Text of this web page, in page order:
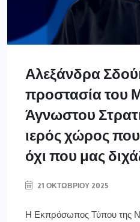
Αλεξάνδρα
προστασία του
Άγνωστου
ιερός χώρος
όχι που μας
21 ΟΚΤΩΒΡΊΟΥ 2025
Η Εκπρόσωπος Τύπου της